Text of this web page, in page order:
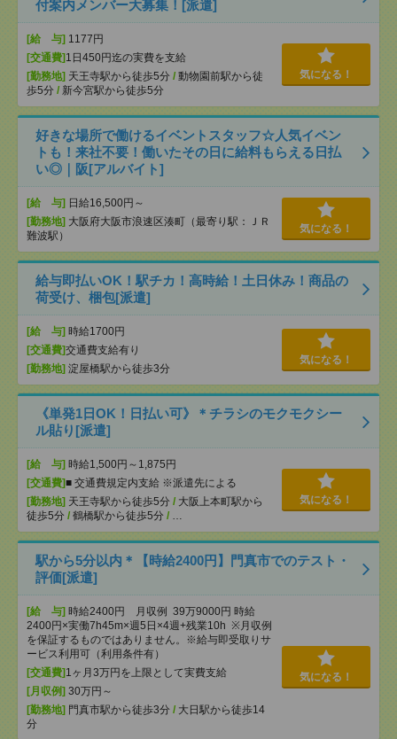
付案内メンバー大募集！[派遣]
[給 与] 1177円
[交通費] 1日450円迄の実費を支給
[勤務地] 天王寺駅から徒歩5分 / 動物園前駅から徒
歩5分 / 新今宮駅から徒歩5分
気になる！
好きな場所で働けるイベントスタッフ☆人気イベン
トも！来社不要！働いたその日に給料もらえる日払
い◎｜阪[アルバイト]
[給 与] 日給16,500円～
[勤務地] 大阪府大阪市浪速区湊町（最寄り駅：ＪＲ
難波駅）
気になる！
給与即払いOK！駅チカ！高時給！土日休み！商品の
荷受け、梱包[派遣]
[給 与] 時給1700円
[交通費]交通費支給有り
[勤務地] 淀屋橋駅から徒歩3分
気になる！
《単発1日OK！日払い可》＊チラシのモクモクシー
ル貼り[派遣]
[給 与] 時給1,500円～1,875円
[交通費]■ 交通費規定内支給 ※派遣先による
[勤務地] 天王寺駅から徒歩5分 / 大阪上本町駅から
徒歩5分 / 鶴橋駅から徒歩5分 / …
気になる！
駅から5分以内＊【時給2400円】門真市でのテスト・
評価[派遣]
[給 与] 時給2400円 月収例 39万9000円 時給
2400円×実働7h45m×週5日×4週+残業10h ※月収例
を保証するものではありません。※給与即受取りサ
ービス利用可（利用条件有）
[交通費] 1ヶ月3万円を上限として実費支給
[月収例] 30万円～
[勤務地] 門真市駅から徒歩3分 / 大日駅から徒歩14
分
気になる！